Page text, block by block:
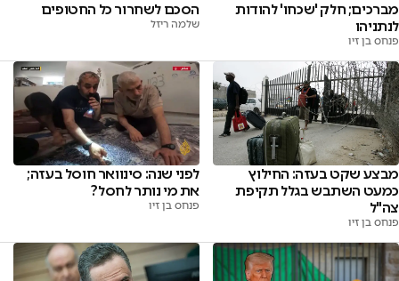
מברכים; חלק 'שכחו' להודות
לנתניהו
פנחס בן זיו
הסכם לשחרור כל החטופים
שלמה ריזל
מבצע שקט בעזה: החילוץ
כמעט השתבש בגלל תקיפת
צה"ל
פנחס בן זיו
לפני שנה: סינוואר חוסל בעזה;
את מי נותר לחסל?
פנחס בן זיו